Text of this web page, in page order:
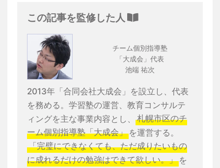
この記事を監修した人
チーム個別指導塾
「大成会」代表
池端 祐次
2013年「合同会社大成会」を設立し、代表
を務める。学習塾の運営、教育コンサルテ
ィングを主な事業内容とし、
札幌市区のチ
ーム個別指導塾「大成会」 を運営する。
「完璧にできなくても、ただ成りたいもの
に成れるだけの勉強はできて欲しい。」 を